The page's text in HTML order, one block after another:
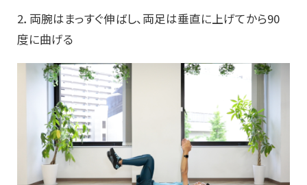
2．両腕はまっすぐ伸ばし、両足は垂直に上げてから90
度に曲げる